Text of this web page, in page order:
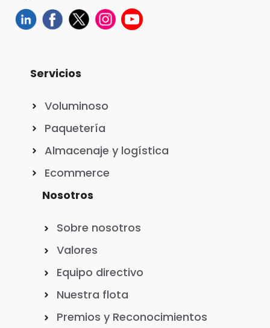
Servicios
Voluminoso
Paquetería
Almacenaje y logística
Ecommerce
Nosotros
Sobre nosotros
Valores
Equipo directivo
Nuestra flota
Premios y Reconocimientos